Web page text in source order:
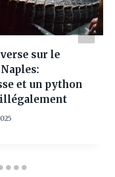
sur le
et un python